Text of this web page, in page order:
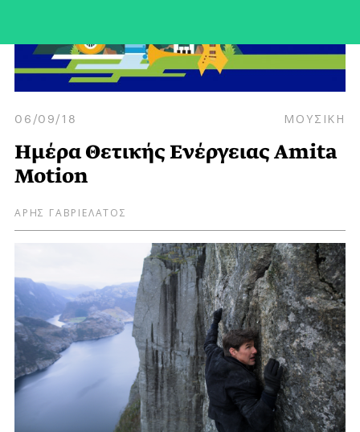
06/09/18 ΜΟΥΣΙΚΗ
Ημέρα Θετικής Ενέργειας Amita
Motion
ΑΡΗΣ ΓΑΒΡΙΕΛΑΤΟΣ